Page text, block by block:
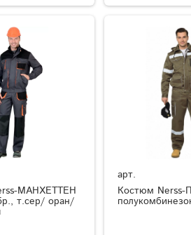
МАНХЕТТЕН
т.сер/ оран/
арт.
Костюм Nerss-